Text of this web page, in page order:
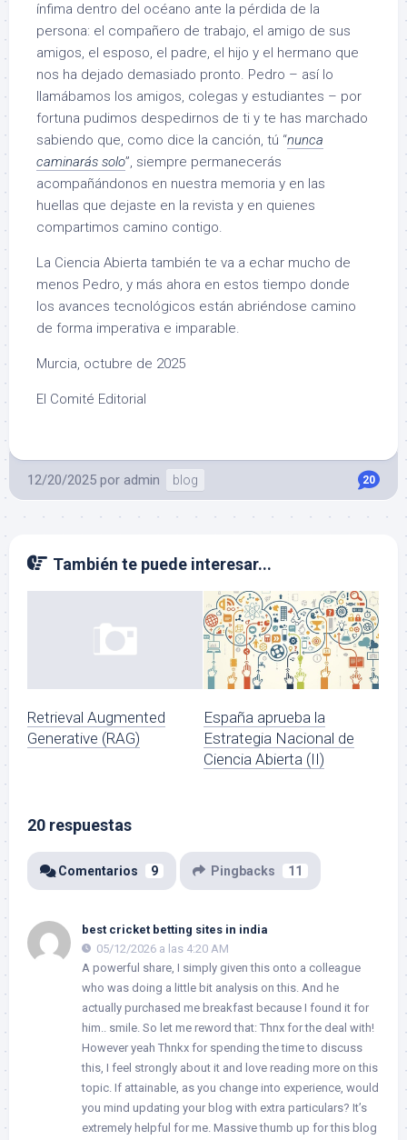
ínfima dentro del océano ante la pérdida de la
persona: el compañero de trabajo, el amigo de sus
amigos, el esposo, el padre, el hijo y el hermano que
nos ha dejado demasiado pronto. Pedro – así lo
llamábamos los amigos, colegas y estudiantes – por
fortuna pudimos despedirnos de ti y te has marchado
sabiendo que, como dice la canción, tú “nunca
caminarás solo”, siempre permanecerás
acompañándonos en nuestra memoria y en las
huellas que dejaste en la revista y en quienes
compartimos camino contigo.
La Ciencia Abierta también te va a echar mucho de
menos Pedro, y más ahora en estos tiempo donde
los avances tecnológicos están abriéndose camino
de forma imperativa e imparable.
Murcia, octubre de 2025
El Comité Editorial
12/20/2025 por admin blog 20
También te puede interesar...
Retrieval Augmented
Generative (RAG)
España aprueba la
Estrategia Nacional de
Ciencia Abierta (II)
20 respuestas
Comentarios 9 Pingbacks 11
best cricket betting sites in india
05/12/2026 a las 4:20 AM
A powerful share, I simply given this onto a colleague
who was doing a little bit analysis on this. And he
actually purchased me breakfast because I found it for
him.. smile. So let me reword that: Thnx for the deal with!
However yeah Thnkx for spending the time to discuss
this, I feel strongly about it and love reading more on this
topic. If attainable, as you change into experience, would
you mind updating your blog with extra particulars? It’s
extremely helpful for me. Massive thumb up for this blog